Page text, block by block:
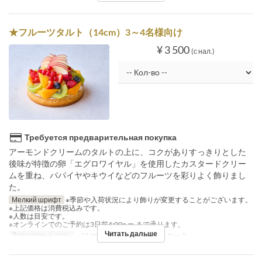
★フルーツタルト（14cm）3～4名様向け
¥ 3 500 (с нал.)
Требуется предварительная покупка
アーモンドクリームのタルトの上に、コクがありすっきりとした
後味が特徴の卵「エグロワイヤル」を使用したカスタードクリー
ムを重ね、パパイヤやキウイなどのフルーツを彩りよく飾りまし
た。
Мелкий шрифт ※季節や入荷状況により飾りが変更することがございます。
※上記価格は消費税込みです。
※人数は目安です。
※オンラインでのご予約は3日前4:00p.m.まで承ります。
Допустимые даты
~ 31 авг. Категория места ケーキ
Читать дальше